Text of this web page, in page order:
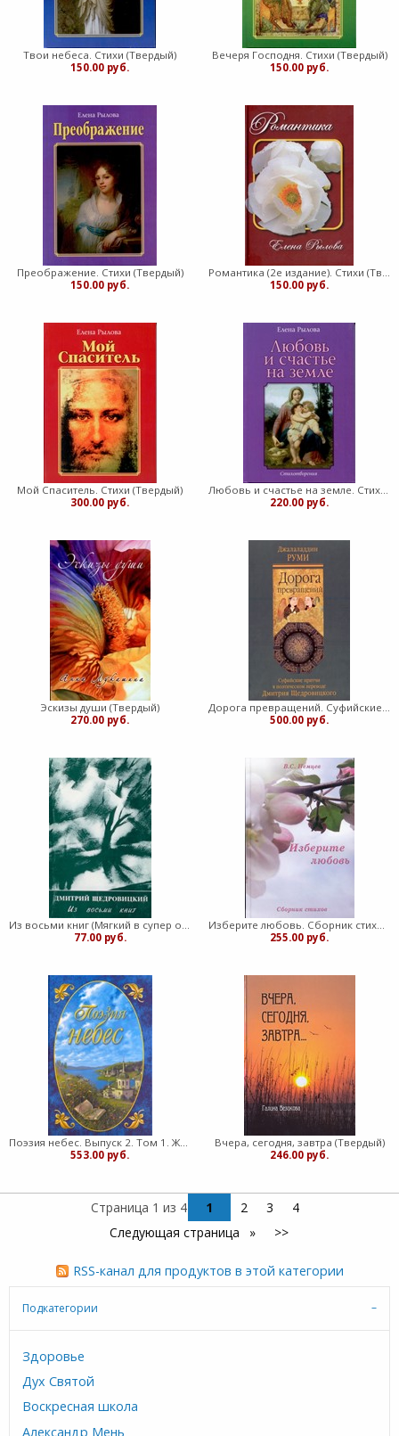
Твои небеса. Стихи (Твердый)
150.00 руб.
Вечеря Господня. Стихи (Твердый)
150.00 руб.
Преображение. Стихи (Твердый)
150.00 руб.
Романтика (2е издание). Стихи (Твердый)
150.00 руб.
Мой Спаситель. Стихи (Твердый)
300.00 руб.
Любовь и счастье на земле. Стихи (Твердый)
220.00 руб.
Эскизы души (Твердый)
270.00 руб.
Дорога превращений. Суфийские притчи в поэтическом переводе Щедровицкого Д. (Твердый)
500.00 руб.
Из восьми книг (Мягкий в супер обложке)
77.00 руб.
Изберите любовь. Сборник стихов (Мягкий)
255.00 руб.
Поэзия небес. Выпуск 2. Том 1. Жемчужины русской духовной поэзии (Твердый)
553.00 руб.
Вчера, сегодня, завтра (Твердый)
246.00 руб.
Страница 1 из 4 1 2 3
4
Следующая страница
>>
RSS-канал для продуктов в этой категории
Подкатегории
Здоровье
Дух Святой
Воскресная школа
Александр Мень